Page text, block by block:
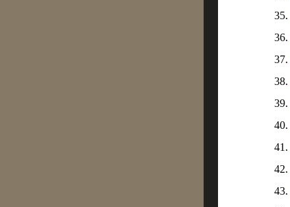
35.
36.
37.
38.
39.
40.
41.
42.
43.